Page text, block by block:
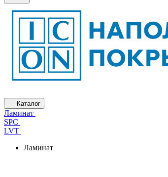
Каталог
Ламинат
SPC
LVT
Ламинат